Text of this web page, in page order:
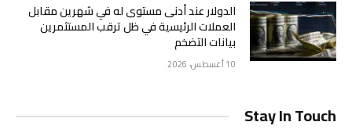
الدولار عند أدنى مستوى له في شهرين مقابل
العملات الرئيسية في ظل ترقب المستثمرين
بيانات التضخم
10 أغسطس، 2026
Stay In Touch